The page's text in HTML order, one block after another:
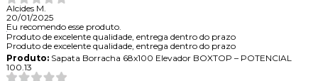
Alcides M.
20/01/2025
Eu recomendo esse produto.
Produto de excelente qualidade, entrega dentro do prazo
Produto de excelente qualidade, entrega dentro do prazo
Produto:Sapata Borracha 68x100 Elevador BOXTOP – POTENCIAL
100.13